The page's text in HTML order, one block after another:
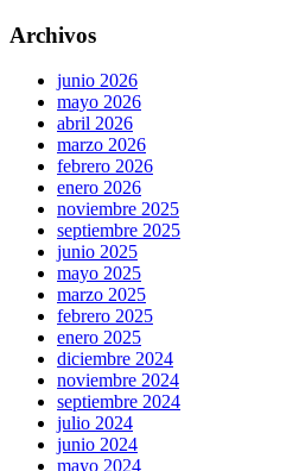
Archivos
junio 2026
mayo 2026
abril 2026
marzo 2026
febrero 2026
enero 2026
noviembre 2025
septiembre 2025
junio 2025
mayo 2025
marzo 2025
febrero 2025
enero 2025
diciembre 2024
noviembre 2024
septiembre 2024
julio 2024
junio 2024
mayo 2024